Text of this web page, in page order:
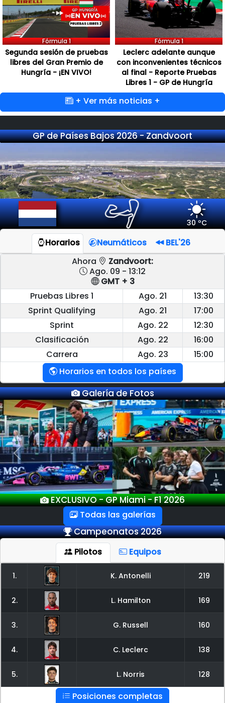
Fórmula 1
Segunda sesión de pruebas
libres del Gran Premio de
Hungría - ¡EN VIVO!
Fórmula 1
Leclerc adelante aunque
con inconvenientes técnicos
al final - Reporte Pruebas
Libres 1 - GP de Hungría
+ Ver más noticias +
GP de Países Bajos 2026 - Zandvoort
30 ºC
Horarios Neumáticos
BEL'26
Ahora
Zandvoort:
Ago. 09 - 13:12
GMT + 3
Pruebas Libres 1
Ago. 21
13:30
Sprint Qualifying
Ago. 21
17:00
Sprint
Ago. 22
12:30
Clasificación
Ago. 22
16:00
Carrera
Ago. 23
15:00
Horarios en todos los países
Galería de Fotos
EXCLUSIVO - GP Miami - F1 2026
Previous Next
Todas las galerías
Campeonatos 2026
Pilotos Equipos
1. K. Antonelli 219
2. L. Hamilton 169
3. G. Russell 160
4. C. Leclerc 138
5. L. Norris 128
Posiciones completas